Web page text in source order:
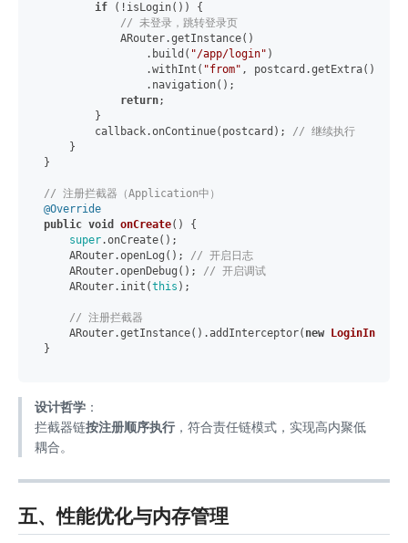
if (!isLogin()) {
// 未登录，跳转登录页
            ARouter.getInstance()
                .build(
"/app/login" )
                .withInt(
"from" , postcard.getExtra())
                .navigation();
return;
        }
        callback.onContinue(postcard);
// 继续执行
    }
}
// 注册拦截器（Application中）
@Override
public void onCreate()
{
super.onCreate();
    ARouter.openLog();
// 开启日志
    ARouter.openDebug();
// 开启调试
    ARouter.init(
this );
// 注册拦截器
    ARouter.getInstance().addInterceptor(
new
设计哲学：
拦截器链按注册顺序执行，符合责任链模式，实现高内聚低
耦合。
五、性能优化与内存管理